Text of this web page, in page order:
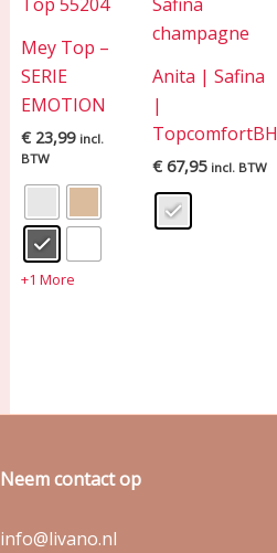
Mey Top –
SERIE
EMOTION
€23,99 incl.
BTW
+1 More
Anita | Safina
|
TopcomfortBH
€67,95 incl. BTW
Neem contact op
info@livano.nl